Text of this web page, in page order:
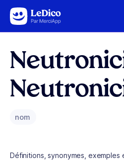
Aller au contenu
nom
Définitions, synonymes, exemples